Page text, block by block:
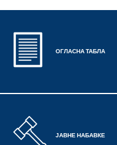
ОГЛАСНА ТАБЛА
ЈАВНЕ НАБАВКЕ